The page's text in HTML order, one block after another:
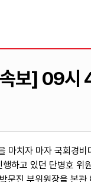
보] 09시
마치자 마자 국회경비
하고 있던 단병호 위
문진 부위원장을 본관